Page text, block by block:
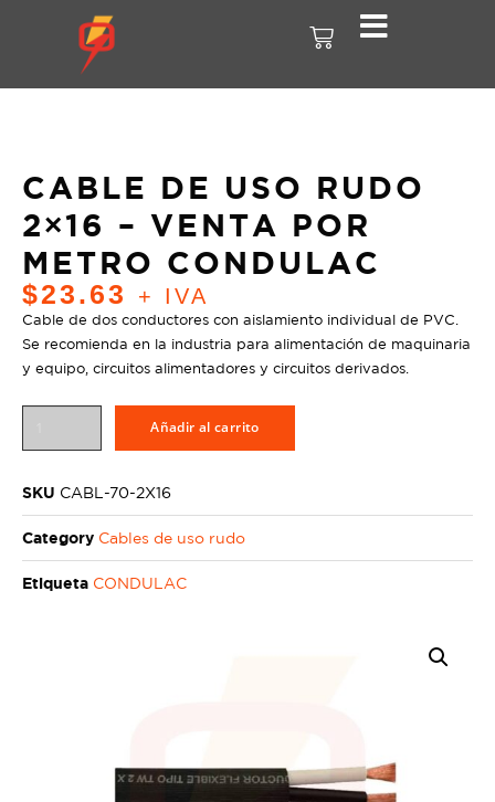
CABLE DE USO RUDO
2×16 – VENTA POR
METRO CONDULAC
$23.63 + IVA
Cable de dos conductores con aislamiento individual de PVC.
Se recomienda en la industria para alimentación de maquinaria
y equipo, circuitos alimentadores y circuitos derivados.
Añadir al carrito
SKU CABL-70-2X16
Category Cables de uso rudo
Etiqueta CONDULAC